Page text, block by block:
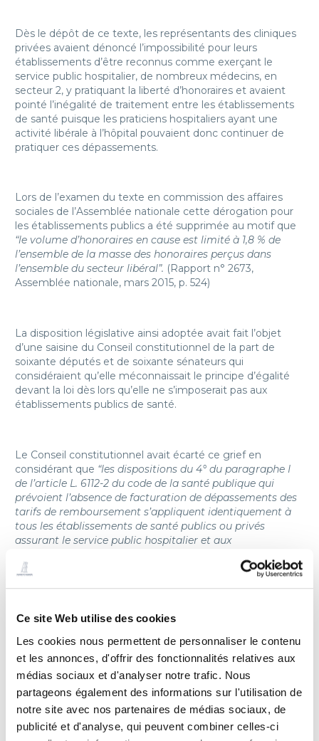
Ce site Web utilise des cookies
Les cookies nous permettent de personnaliser le contenu
et les annonces, d'offrir des fonctionnalités relatives aux
médias sociaux et d'analyser notre trafic. Nous
partageons également des informations sur l'utilisation de
notre site avec nos partenaires de médias sociaux, de
publicité et d'analyse, qui peuvent combiner celles-ci
Dès le dépôt de ce texte, les représentants des cliniques
privées avaient dénoncé l’impossibilité pour leurs
établissements d’être reconnus comme exerçant le
service public hospitalier, de nombreux médecins, en
secteur 2, y pratiquant la liberté d’honoraires et avaient
pointé l’inégalité de traitement entre les établissements
de santé puisque les praticiens hospitaliers ayant une
activité libérale à l’hôpital pouvaient donc continuer de
pratiquer ces dépassements.
Lors de l’examen du texte en commission des affaires
sociales de l’Assemblée nationale cette dérogation pour
les établissements publics a été supprimée au motif que
“le volume d’honoraires en cause est limité à 1,8 % de
l’ensemble de la masse des honoraires perçus dans
l’ensemble du secteur libéral”. (Rapport n° 2673,
Assemblée nationale, mars 2015, p. 524)
La disposition législative ainsi adoptée avait fait l’objet
d’une saisine du Conseil constitutionnel de la part de
soixante députés et de soixante sénateurs qui
considéraient qu’elle méconnaissait le principe d’égalité
devant la loi dès lors qu’elle ne s’imposerait pas aux
établissements publics de santé.
Le Conseil constitutionnel avait écarté ce grief en
considérant que “les dispositions du 4° du paragraphe I
de l’article L. 6112-2 du code de la santé publique qui
prévoient l’absence de facturation de dépassements des
tarifs de remboursement s’appliquent identiquement à
tous les établissements de santé publics ou privés
assurant le service public hospitalier et aux
puisqu’il ne permettait pas les dépassements d’honoraires
public hospitalier, quel que soit par ailleurs le statut
juridique de l’établissement.
La dérogation revenant sur les dispositions de la loi
de janvier 2016 créé de la confusion et encourt le